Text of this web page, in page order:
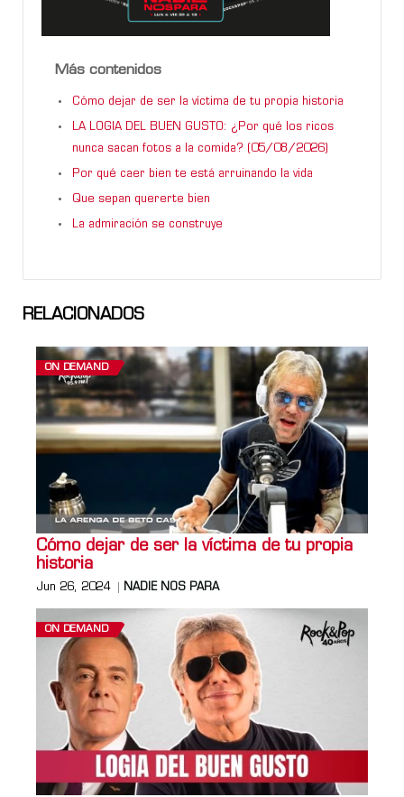
Más contenidos
Cómo dejar de ser la víctima de tu propia historia
LA LOGIA DEL BUEN GUSTO: ¿Por qué los ricos
nunca sacan fotos a la comida? (05/08/2026)
Por qué caer bien te está arruinando la vida
Que sepan quererte bien
La admiración se construye
RELACIONADOS
ON DEMAND
Cómo dejar de ser la víctima de tu propia
historia
Jun 26, 2024 NADIE NOS PARA
ON DEMAND